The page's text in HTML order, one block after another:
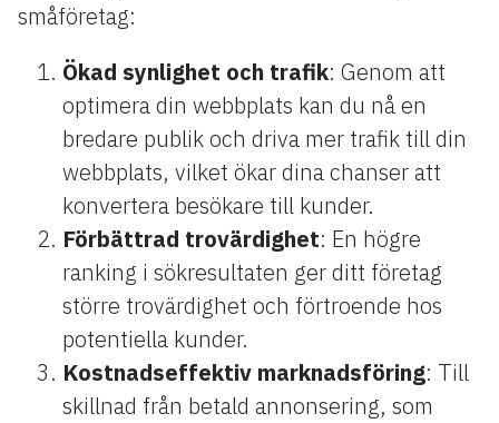
småföretag:
Ökad synlighet och trafik: Genom att
optimera din webbplats kan du nå en
bredare publik och driva mer trafik till din
webbplats, vilket ökar dina chanser att
konvertera besökare till kunder.
Förbättrad trovärdighet: En högre
ranking i sökresultaten ger ditt företag
större trovärdighet och förtroende hos
potentiella kunder.
Kostnadseffektiv marknadsföring: Till
skillnad från betald annonsering, som